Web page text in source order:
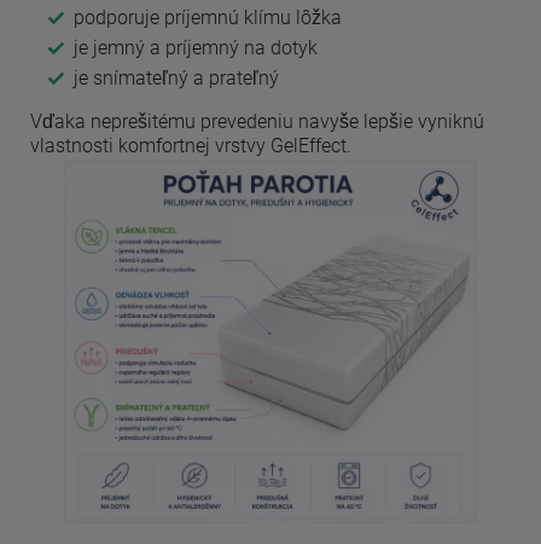
podporuje príjemnú klímu lôžka
je jemný a príjemný na dotyk
je snímateľný a prateľný
Vďaka neprešitému prevedeniu navyše lepšie vyniknú
vlastnosti komfortnej vrstvy GelEffect.